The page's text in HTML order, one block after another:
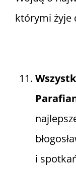
którymi żyje
i